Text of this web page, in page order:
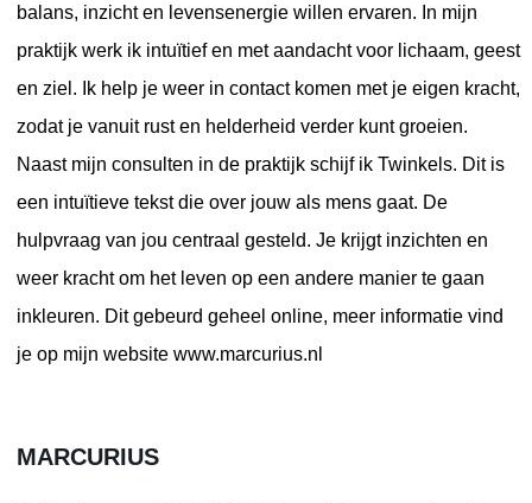
balans, inzicht en levensenergie willen ervaren. In mijn
praktijk werk ik intuïtief en met aandacht voor lichaam, geest
en ziel. Ik help je weer in contact komen met je eigen kracht,
zodat je vanuit rust en helderheid verder kunt groeien.
Naast mijn consulten in de praktijk schijf ik Twinkels. Dit is
een intuïtieve tekst die over jouw als mens gaat. De
hulpvraag van jou centraal gesteld. Je krijgt inzichten en
weer kracht om het leven op een andere manier te gaan
inkleuren. Dit gebeurd geheel online, meer informatie vind
je op mijn website www.marcurius.nl
MARCURIUS